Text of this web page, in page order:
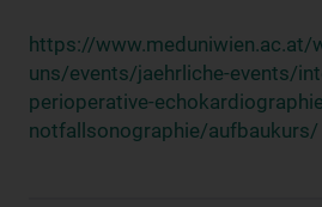
https://www.meduniwien.ac.at/
uns/events/jaehrliche-events/
perioperative-
notfallsonographie/aufbaukurs/